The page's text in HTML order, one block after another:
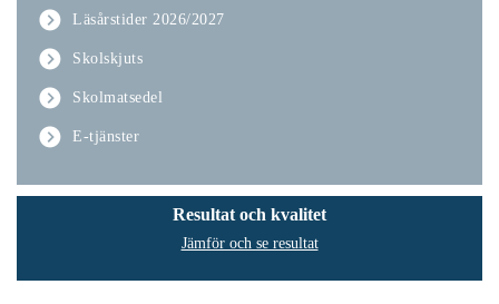
Läsårstider 2026/2027
Skolskjuts
Skolmatsedel
E-tjänster
Resultat och kvalitet
Jämför och se resultat